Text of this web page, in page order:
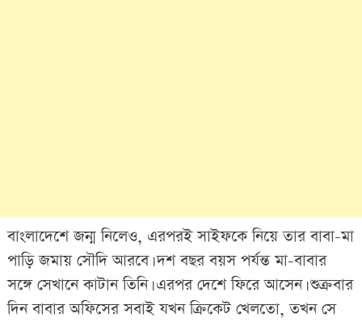
বাংলাদেশে জন্ম নিলেও, এরপরই সাইফকে নিয়ে তার বাবা-মা
পাড়ি জমায় সৌদি আরবে। দশ বছর বয়স পর্যন্ত মা-বাবার
সঙ্গে সেখানে কাটান তিনি। এরপর দেশে ফিরে আসেন। শুক্রবার
দিন বাবার অফিসের সবাই যখন ক্রিকেট খেলতো, তখন সে